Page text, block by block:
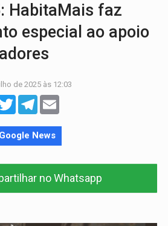
HabitaMais faz
especial ao apoio
de 2025 às 12:03
TwitterTelegram
News
no Whatsapp